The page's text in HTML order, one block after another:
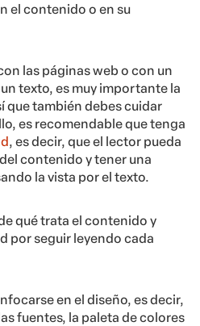
el contenido o en su
las páginas web o con un
texto, es muy importante la
que también debes cuidar
es recomendable que tenga
, es decir, que el lector pueda
contenido y tener una
la vista por el texto.
qué trata el contenido y
por seguir leyendo cada
en el diseño, es decir,
fuentes, la paleta de colores